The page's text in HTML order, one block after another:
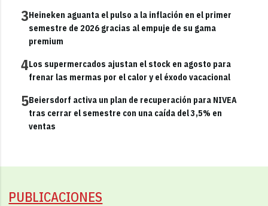
3Heineken aguanta el pulso a la inflación en el primer
semestre de 2026 gracias al empuje de su gama
premium
4Los supermercados ajustan el stock en agosto para
frenar las mermas por el calor y el éxodo vacacional
5Beiersdorf activa un plan de recuperación para NIVEA
tras cerrar el semestre con una caída del 3,5% en
ventas
PUBLICACIONES